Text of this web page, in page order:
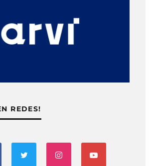
REDES!